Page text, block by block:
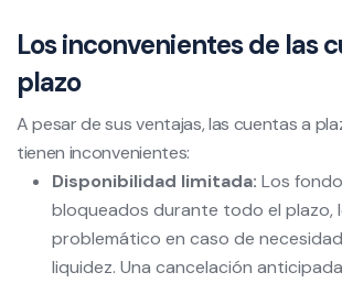
Los inconvenientes de las
plazo
A pesar de sus ventajas, las cuentas a
tienen inconvenientes:
Disponibilidad limitada: Los
bloqueados durante todo el plazo,
problemático en caso de
liquidez. Una cancelación